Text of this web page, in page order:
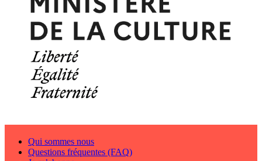
Qui sommes nous
Questions fréquentes (FAQ)